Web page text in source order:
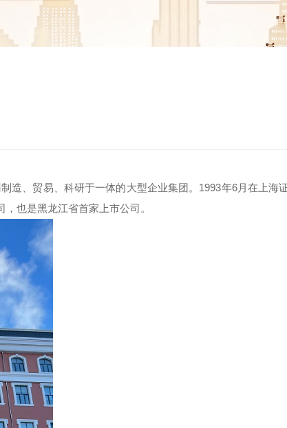
、贸易、科研于一体的大型企业集团。1993年6月在上海
也是黑龙江省首家上市公司。